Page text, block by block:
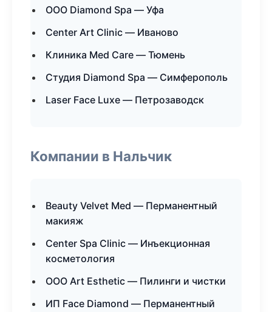
ООО Diamond Spa — Уфа
Center Art Clinic — Иваново
Клиника Med Care — Тюмень
Студия Diamond Spa — Симферополь
Laser Face Luxe — Петрозаводск
Компании в Нальчик
Beauty Velvet Med — Перманентный
макияж
Center Spa Clinic — Инъекционная
косметология
ООО Art Esthetic — Пилинги и чистки
ИП Face Diamond — Перманентный